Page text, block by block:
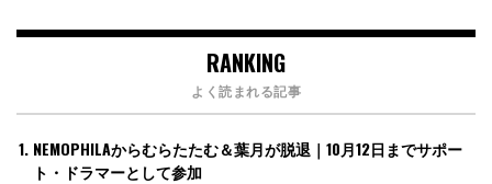
RANKING
よく読まれる記事
NEMOPHILAからむらたたむ＆葉月が脱退｜10月12日までサポー
ト・ドラマーとして参加